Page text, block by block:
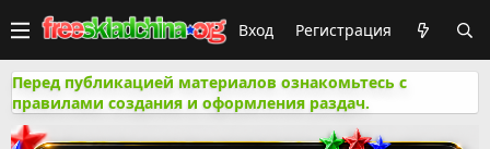
Вход Регистрация
Перед публикацией материалов ознакомьтесь с
правилами создания и оформления раздач.